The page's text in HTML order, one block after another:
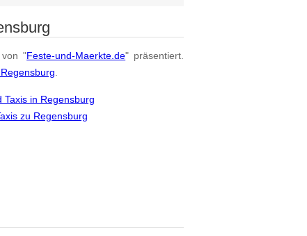
von "Feste-und-Maerkte.de" präsentiert.
.
in Regensburg
zu Regensburg